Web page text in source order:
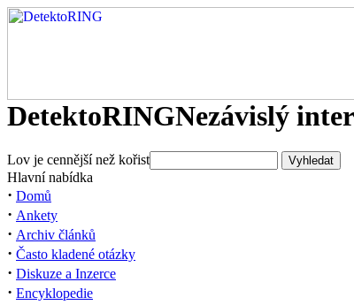
DetektoRINGNezávislý
Lov je cennější než kořist
Hlavní nabídka
· Domů
· Ankety
· Archiv článků
· Často kladené otázky
· Diskuze a Inzerce
· Encyklopedie